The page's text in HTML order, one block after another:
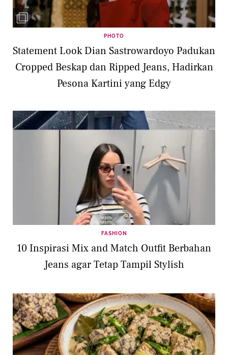
PHOTO
Statement Look Dian Sastrowardoyo Padukan
Cropped Beskap dan Ripped Jeans, Hadirkan
Pesona Kartini yang Edgy
FASHION
10 Inspirasi Mix and Match Outfit Berbahan
Jeans agar Tetap Tampil Stylish